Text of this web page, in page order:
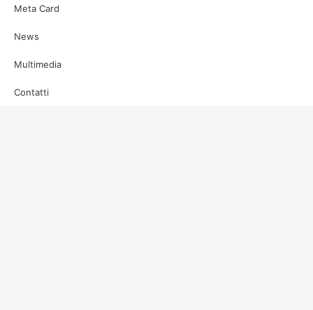
Meta Card
News
Multimedia
Contatti